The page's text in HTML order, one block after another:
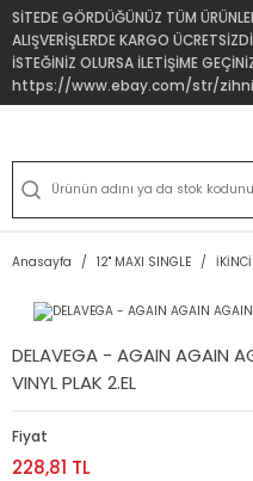
SİTEDE GÖRDÜĞÜNÜZ TÜM
ALIŞVERİŞLERDE KARGO
İSTEĞİNİZ OLURSA İLETİŞİME
https://www.ebay.com/str/
Anasayfa 12'' MAXI SINGLE
DELAVEGA - AGAIN AGAIN
VINYL PLAK 2.EL
Fiyat
228,81 TL